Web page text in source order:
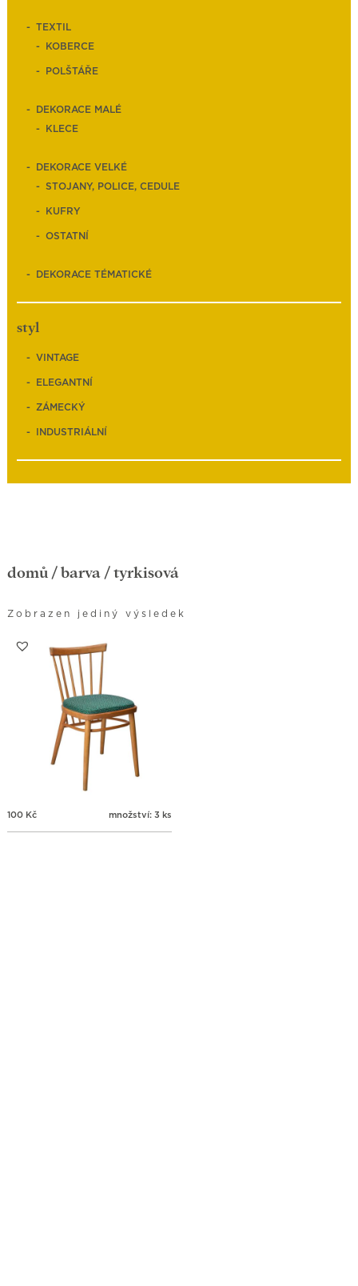
TEXTIL
KOBERCE
POLŠTÁŘE
DEKORACE MALÉ
KLECE
DEKORACE VELKÉ
STOJANY, POLICE, CEDULE
KUFRY
OSTATNÍ
DEKORACE TÉMATICKÉ
styl
VINTAGE
ELEGANTNÍ
ZÁMECKÝ
INDUSTRIÁLNÍ
domů / barva / tyrkisová
Zobrazen jediný výsledek
100 Kč množství: 3 ks